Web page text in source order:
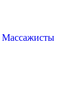
Массажисты